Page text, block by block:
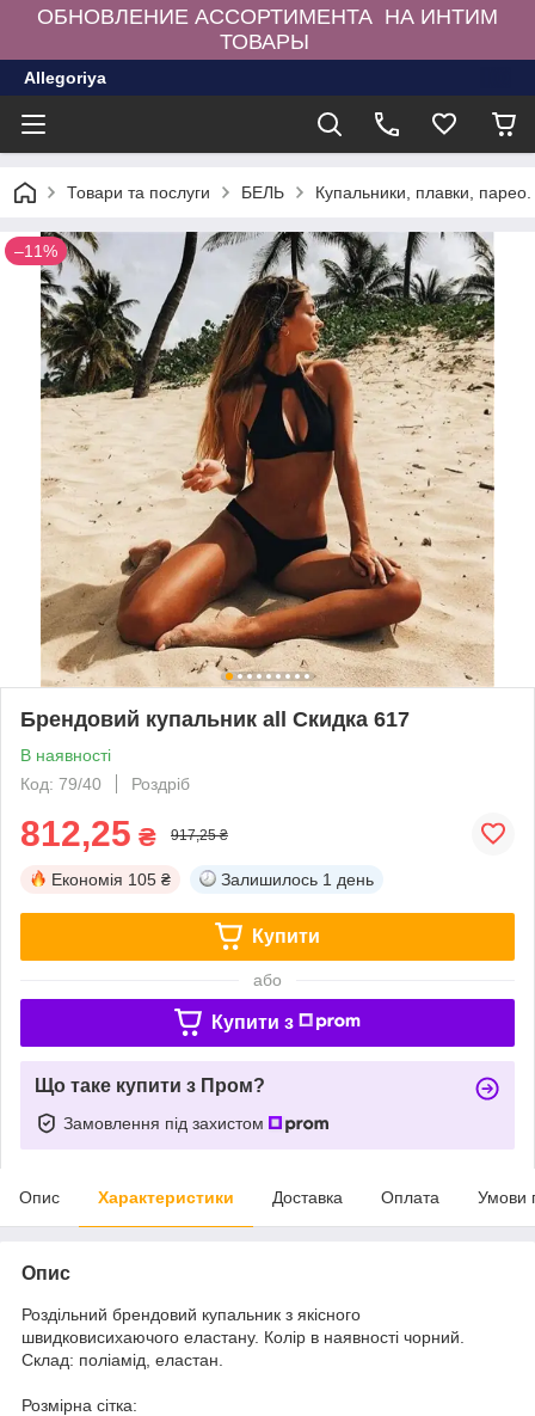
ОБНОВЛЕНИЕ АССОРТИМЕНТА НА ИНТИМ
ТОВАРЫ
Allegoriya
Товари та послуги БЕЛЬ Купальники, плавки, парео.
–11%
Брендовий купальник all Скидка 617
В наявності
Код: 79/40
Роздріб
812,25 ₴ 917,25 ₴
Економія 105 ₴ Залишилось 1 день
Купити
або
Купити з
Що таке купити з Пром?
Замовлення під захистом
Опис Характеристики Доставка Оплата Умови
Опис
Роздільний брендовий купальник з якісного
швидковисихаючого еластану. Колір в наявності чорний.
Склад: поліамід, еластан.
Розмірна сітка: